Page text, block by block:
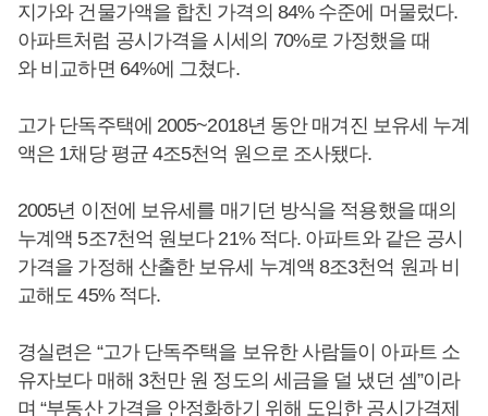
지가와 건물가액을 합친 가격의 84% 수준에 머물렀다.
아파트처럼 공시가격을 시세의 70%로 가정했을 때
와 비교하면 64%에 그쳤다.
고가 단독주택에 2005~2018년 동안 매겨진 보유세 누계
액은 1채당 평균 4조5천억 원으로 조사됐다.
2005년 이전에 보유세를 매기던 방식을 적용했을 때의
누계액 5조7천억 원보다 21% 적다. 아파트와 같은 공시
가격을 가정해 산출한 보유세 누계액 8조3천억 원과 비
교해도 45% 적다.
경실련은 “고가 단독주택을 보유한 사람들이 아파트 소
유자보다 매해 3천만 원 정도의 세금을 덜 냈던 셈”이라
며 “부동산 가격을 안정화하기 위해 도입한 공시가격제